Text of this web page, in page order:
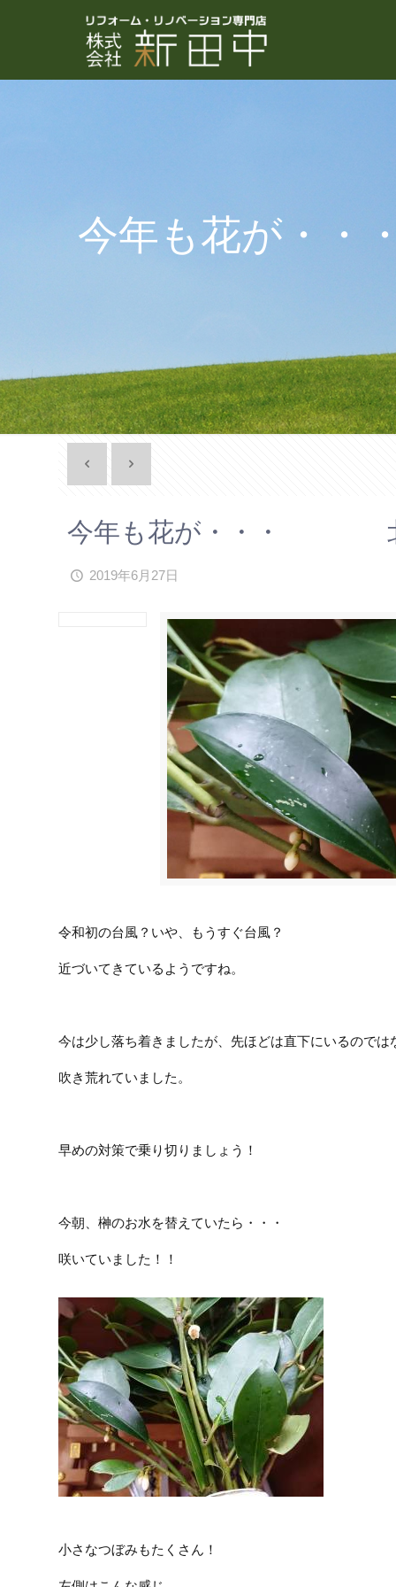
今年も花が
今年も花が・・・ 北
2019年6月27日
令和初の台風？いや、もうすぐ台風？
近づいてきているようですね。
今は少し落ち着きましたが、先ほどは直下にいるのでは
吹き荒れていました。
早めの対策で乗り切りましょう！
今朝、榊のお水を替えていたら・・・
咲いていました！！
小さなつぼみもたくさん！